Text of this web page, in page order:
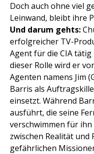
Doch auch ohne viel
Leinwand, bleibt ihre
Und darum gehts:
erfolgreicher TV-
Agent für die CIA
dieser Rolle wird er
Agenten namens Jim
Barris als
einsetzt. Während
ausführt, die seine
verschwimmen für
zwischen Realität und
gefährlichen